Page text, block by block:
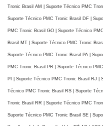
Tronic Brasil AM | Suporte Técnico PMC
Suporte Técnico PMC Tronic Brasil DF |
PMC Tronic Brasil GO | Suporte Técnico
Brasil MT | Suporte Técnico PMC Tronic
Suporte Técnico PMC Tronic Brasil PA |
PMC Tronic Brasil PR | Suporte Técnico
PI | Suporte Técnico PMC Tronic Brasil RJ |
Técnico PMC Tronic Brasil RS | Suporte
Tronic Brasil RR | Suporte Técnico PMC
Suporte Técnico PMC Tronic Brasil SE |